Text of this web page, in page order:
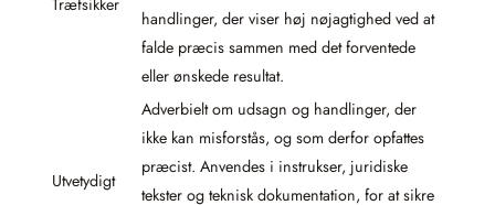
handlinger, der viser høj nøjagtighed ved at
falde præcis sammen med det forventede
eller ønskede resultat.
Utvetydigt
Adverbielt om udsagn og handlinger, der
ikke kan misforstås, og som derfor opfattes
præcist. Anvendes i instrukser, juridiske
tekster og teknisk dokumentation, for at sikre